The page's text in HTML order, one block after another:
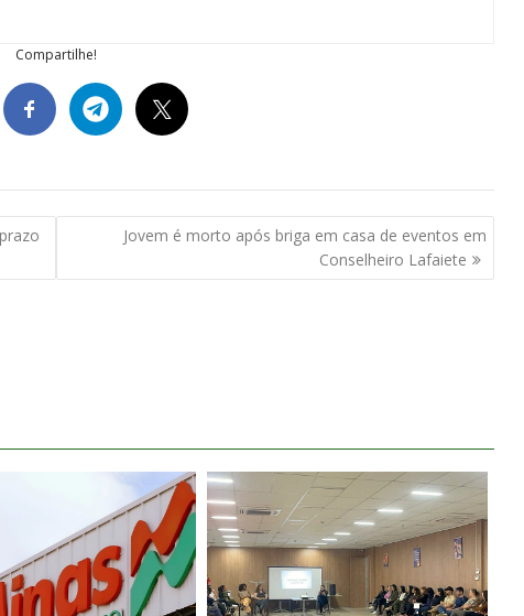
Compartilhe!
Jovem é morto após briga em casa de eventos em
Conselheiro Lafaiete